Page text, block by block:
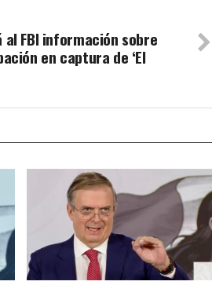
al FBI información sobre
en captura de ‘El